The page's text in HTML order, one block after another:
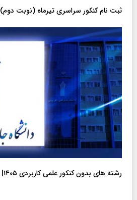
ثبت نام کنکور سراسری تیرماه (نوبت دوم) ۱۴۰۳ | شرایط، نکات مهم
رشته های بدون کنکور علمی کاربردی ۱۴۰۵| نکات مهم